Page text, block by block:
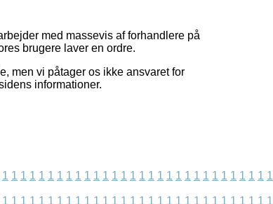
med massevis af forhandlere på
brugere laver en ordre.
men vi påtager os ikke ansvaret for
informationer.
1 1 1 1 1 1 1 1 1 1 1 1 1 1 1 1 1 1 1 1 1 1 1 1 1 1 1 1 1 1
1 1 1 1 1 1 1 1 1 1 1 1 1 1 1 1 1 1 1 1 1 1 1 1 1 1 1 1 1 1